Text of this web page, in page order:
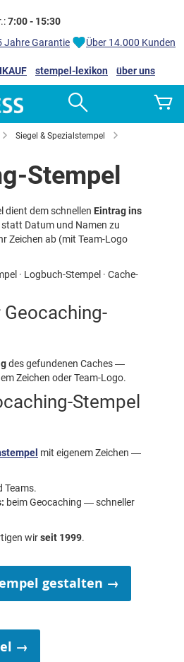
7:00 - 15:30
Jahre Garantie
Über 14.000 Kunden
stempel-lexikon
über uns
Siegel & Spezialstempel
Stempel
dient dem schnellen Eintrag ins
Datum und Namen zu
Zeichen ab (mit Team-Logo
· Logbuch-Stempel · Cache-
des gefundenen Caches —
Zeichen oder Team-Logo.
Stempel
mit eigenem Zeichen —
Teams.
beim Geocaching — schneller
wirseit 1999.
gestalten →
→